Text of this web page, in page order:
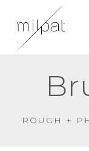
content
ROUGH +